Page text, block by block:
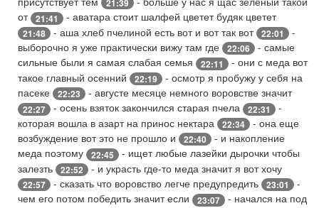
21:39
от 21:41 - аватара стоит шалфей цветет будяк цветет
21:48 - аша хлеб пчелиной есть вот и вот так вот 22:01
-
выборочно я уже практически вижу там где
22:06
- самые
сильные были я самая слабая семья
22:11
- они с меда вот
такое главный осенний
22:19
- осмотр я пробужу у себя на
пасеке
22:23 - августе месяце немного воровстве значит
22:27 - осень взяток закончился старая пчела 22:31
-
которая вошла в азарт на принос нектара
22:34
- она еще
возбуждение вот это не прошло и
22:40
- и накопление
меда поэтому
22:45
- ищет любые лазейки дырочки чтобы
залезть
22:52 - и украсть где-то меда значит я вот хочу
22:57 - сказать что воровство легче предупредить 23:01
-
чем его потом победить значит если
23:07
- начался на под